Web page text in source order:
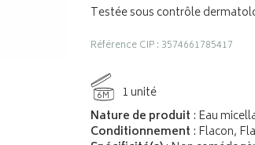
Testée sous contrôle
Référence CIP : 3574661785417
6M
1 unité
Nature de produit : Eau
Conditionnement : Flacon,